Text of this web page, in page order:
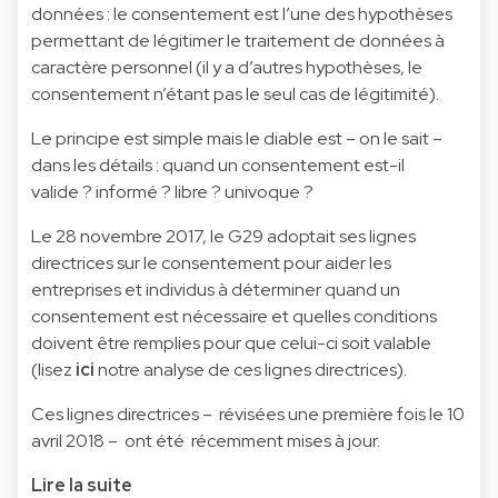
données : le consentement est l’une des hypothèses
permettant de légitimer le traitement de données à
caractère personnel (il y a d’autres hypothèses, le
consentement n’étant pas le seul cas de légitimité).
Le principe est simple mais le diable est – on le sait –
dans les détails : quand un consentement est-il
valide ? informé ? libre ? univoque ?
Le 28 novembre 2017, le G29 adoptait ses lignes
directrices sur le consentement pour aider les
entreprises et individus à déterminer quand un
consentement est nécessaire et quelles conditions
doivent être remplies pour que celui-ci soit valable
(lisez icinotre analyse de ces lignes directrices).
Ces lignes directrices – révisées une première fois le 10
avril 2018 – ont été récemment mises à jour.
Lire la suite